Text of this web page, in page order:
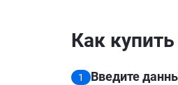
Как
1 Введите